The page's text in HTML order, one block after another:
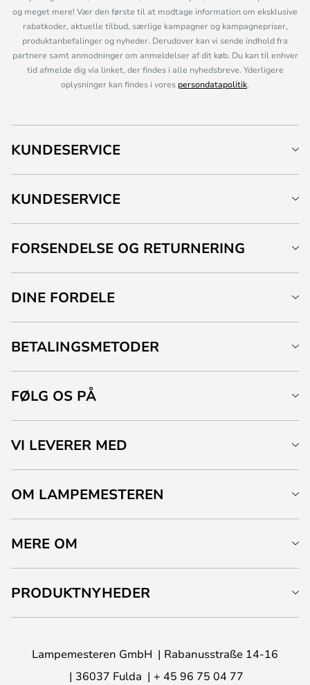
og meget mere! Vær den første til at modtage information om eksklusive
rabatkoder, aktuelle tilbud, særlige kampagner og kampagnepriser,
produktanbefalinger og nyheder. Derudover kan vi sende indhold fra
partnere samt anmodninger om anmeldelser af dit køb. Du kan til enhver
tid afmelde dig via linket, der findes i alle nyhedsbreve. Yderligere
oplysninger kan findes i vores persondatapolitik.
KUNDESERVICE
KUNDESERVICE
FORSENDELSE OG RETURNERING
DINE FORDELE
BETALINGSMETODER
FØLG OS PÅ
VI LEVERER MED
OM LAMPEMESTEREN
MERE OM
PRODUKTNYHEDER
Lampemesteren GmbH
Rabanusstraße 14-16
36037 Fulda
+ 45 96 75 04 77